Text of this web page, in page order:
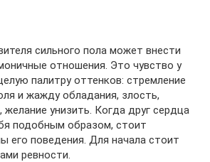
сильного пола может внести
отношения. Это чувство у
палитру оттенков: стремление
и жажду обладания, злость,
желание унизить. Когда друг сердца
подобным образом, стоит
его поведения. Для начала стоит
ревности.